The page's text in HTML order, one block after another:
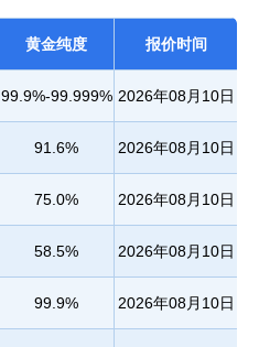
黄金纯度 报价时间
99.9%-99.999% 2026年08月10日
91.6% 2026年08月10日
75.0% 2026年08月10日
58.5% 2026年08月10日
99.9% 2026年08月10日